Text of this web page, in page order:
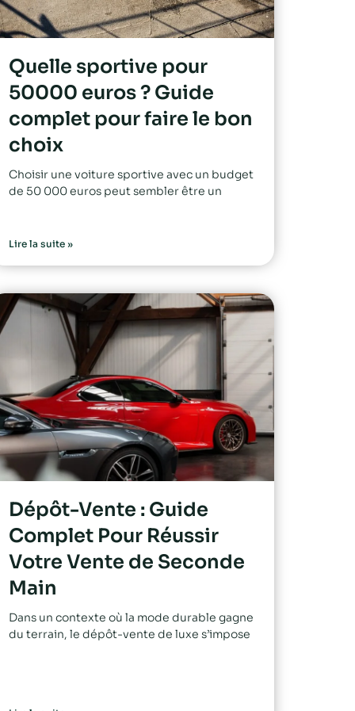
Quelle sportive pour
50000 euros ? Guide
complet pour faire le bon
choix
Choisir une voiture sportive avec un budget
de 50 000 euros peut sembler être un
Lire la suite »
Dépôt-Vente : Guide
Complet Pour Réussir
Votre Vente de Seconde
Main
Dans un contexte où la mode durable gagne
du terrain, le dépôt-vente de luxe s’impose